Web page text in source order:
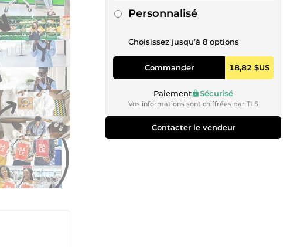
Personnalisé
Choisissez jusqu’à 8 options
Commander 18,82 $US
Paiement Sécurisé
Vos informations sont chiffrées par TLS
Contacter le vendeur